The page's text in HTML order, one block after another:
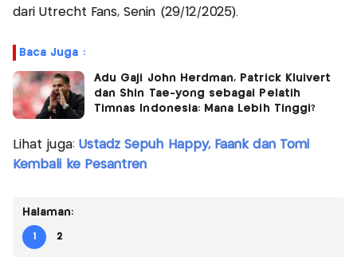
dari Utrecht Fans, Senin (29/12/2025).
Baca Juga :
Adu Gaji John Herdman, Patrick Kluivert
dan Shin Tae-yong sebagai Pelatih
Timnas Indonesia: Mana Lebih Tinggi?
Lihat juga: Ustadz Sepuh Happy, Faank dan Tomi
Kembali ke Pesantren
Halaman:
1 2